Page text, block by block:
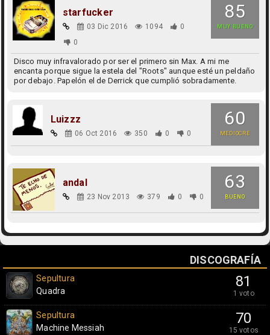
85
MUY BUENO
starfucker
03 Dic 2016 1094
0
0
Disco muy infravalorado por ser el primero sin Max. A mi me
encanta porque sigue la estela del "Roots" aunque esté un peldaño
por debajo. Papelón el de Derrick que cumplió sobradamente.
60
MEDIOCRE
Luizzz
06 Oct 2016 350 0 0
63
BUENO
andal
23 Nov 2013 379 0 0
DISCOGRAFÍA
81
1 voto
Sepultura
Quadra
70
15 votos
Sepultura
Machine Messiah